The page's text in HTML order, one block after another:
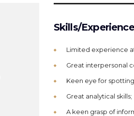
Skills/Experience
Limited experience
Great interpersonal
Keen eye for
Great analytical skills;
A keen grasp of